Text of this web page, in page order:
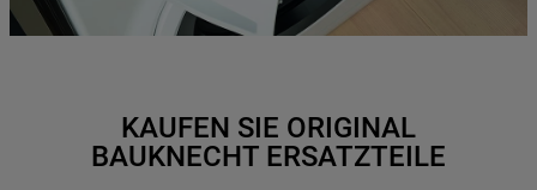
KAUFEN SIE ORIGINAL
BAUKNECHT ERSATZTEILE